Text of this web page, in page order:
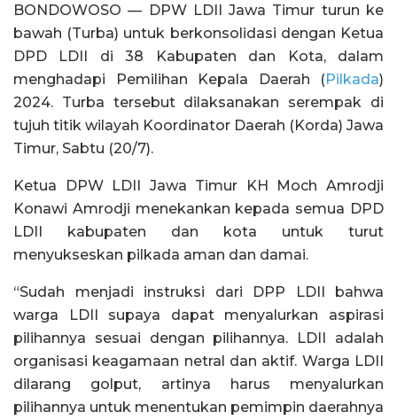
BONDOWOSO — DPW LDII Jawa Timur turun ke
bawah (Turba) untuk berkonsolidasi dengan Ketua
DPD LDII di 38 Kabupaten dan Kota, dalam
menghadapi Pemilihan Kepala Daerah (Pilkada)
2024. Turba tersebut dilaksanakan serempak di
tujuh titik wilayah Koordinator Daerah (Korda) Jawa
Timur, Sabtu (20/7).
Ketua DPW LDII Jawa Timur KH Moch Amrodji
Konawi Amrodji menekankan kepada semua DPD
LDII kabupaten dan kota untuk turut
menyukseskan pilkada aman dan damai.
“Sudah menjadi instruksi dari DPP LDII bahwa
warga LDII supaya dapat menyalurkan aspirasi
pilihannya sesuai dengan pilihannya. LDII adalah
organisasi keagamaan netral dan aktif. Warga LDII
dilarang golput, artinya harus menyalurkan
pilihannya untuk menentukan pemimpin daerahnya